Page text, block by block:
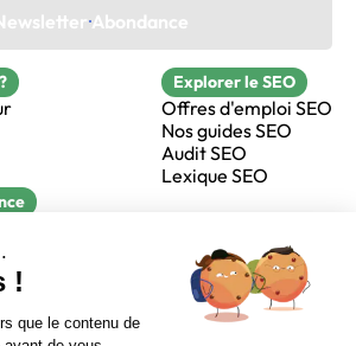
Sur Youtube
Abondance
Explorer le SEO
Offres d'emploi SEO
Nos guides SEO
Audit SEO
Lexique SEO